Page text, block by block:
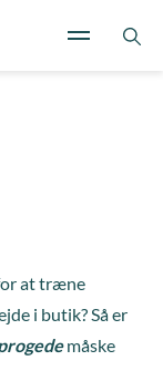
at træne
i butik? Så er
måske